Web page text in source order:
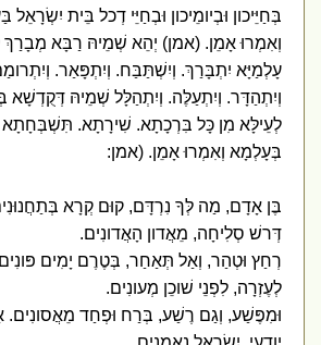
בְּחַיֵּיכון וּבְיומֵיכון וּבְחַיֵּי דְכל בֵּית יִשְׂרָאֵל
וְאִמְרוּ אָמֵן. (אמן) יְהֵא שְׁמֵיהּ רַבָּא מְבָרַךְ
עָלְמַיָּא יִתְבָּרַךְ. וְיִשְׁתַּבַּח. וְיִתְפָּאַר.
וְיִתְהַדָּר. וְיִתְעַלֶּה. וְיִתְהַלָּל שְׁמֵיהּ דְּקֻדְשָׁא
לְעֵילָּא מִן כָּל בִּרְכָתָא. שִׁירָתָא. תִּשְׁבְּחָתָא
בְּעָלְמָא וְאִמְרוּ אָמֵן. (אמן:
בֶּן אָדָם, מַה לְּךָ נִרְדָּם, קוּם קְרָא
דְּרשׁ סְלִיחָה, מֵאֲדון הָאֲדונִים.
רְחַץ וּטְהַר, וְאַל תְּאַחַר, בְּטֶרֶם יָמִים פּונִים.
לְעֶזְרָה, לִפְנֵי שׁוכֵן מְעונִים.
וּמִפֶּשַׁע, וְגַם רֶשַׁע, בְּרַח וּפְחַד מֵאֲסונִים.